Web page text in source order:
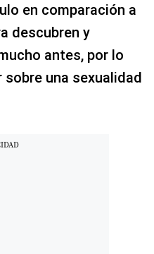
en comparación a
descubren y
antes, por lo
sobre una sexualidad